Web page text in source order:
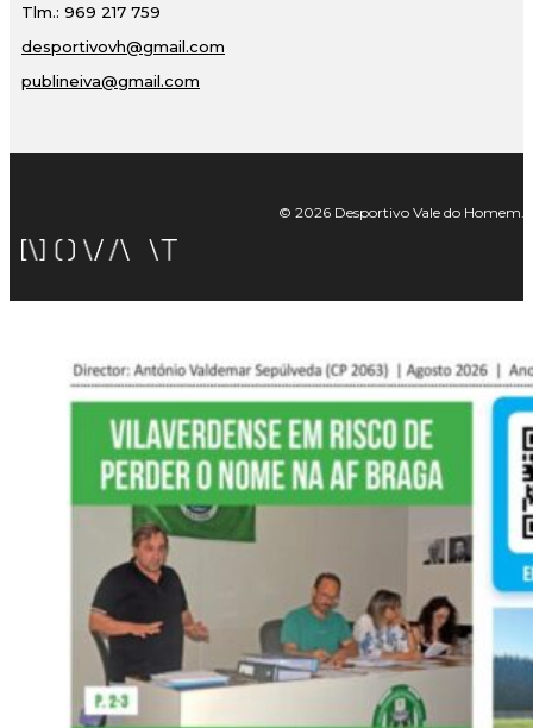
Tlm.: 969 217 759
desportivovh@gmail.com
publineiva@gmail.com
© 2026 Desportivo Vale do Homem.